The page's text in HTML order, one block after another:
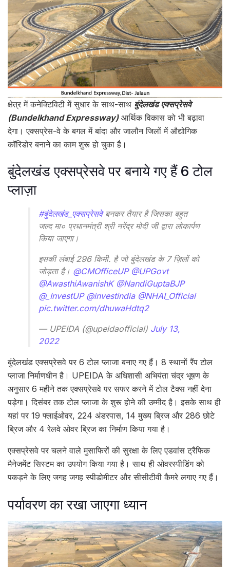
क्षेत्र में कनेक्टिविटी में सुधार के साथ-साथ बुंदेलखंड एक्सप्रेसवे
(Bundelkhand Expressway)आर्थिक विकास को भी बढ़ावा
देगा। एक्सप्रेस-वे के बगल में बांदा और जालौन जिलों में औद्योगिक
कॉरिडोर बनाने का काम शुरू हो चुका है।
बुंदेलखंड एक्सप्रेसवे पर बनाये गए हैं 6 टोल
प्लाज़ा
#बुंदेलखंड_एक्सप्रेसवेबनकर तैयार है जिसका बहुत
जल्द मा० प्रधानमंत्री श्री नरेंद्र मोदी जी द्वारा लोकार्पण
किया जाएगा।
इसकी लंबाई 296 किमी. है जो बुंदेलखंड के 7 ज़िलों को
जोड़ता है। @CMOfficeUP @UPGovt
@AwasthiAwanishK @NandiGuptaBJP
@_InvestUP @investindia @NHAI_Official
pic.twitter.com/dhuwaHdtq2
— UPEIDA (@upeidaofficial) July 13,
2022
बुंदेलखंड एक्सप्रेसवे पर 6 टोल प्लाजा बनाए गए हैं। 8 स्थानों रैंप टोल
प्लाजा निर्माणधीन है। UPEIDA के अधिशासी अभियंता चंद्र भूषण के
अनुसार 6 महीने तक एक्सप्रेसवे पर सफर करने में टोल टैक्स नहीं देना
पड़ेगा। दिसंबर तक टोल प्लाजा के शुरू होने की उम्मीद है। इसके साथ ही
यहां पर 19 फ्लाईओवर, 224 अंडरपास, 14 मुख्य ब्रिज और 286 छोटे
ब्रिज और 4 रेलवे ओवर ब्रिज का निर्माण किया गया है।
एक्सप्रेसवे पर चलने वाले मुसाफिरों की सुरक्षा के लिए एडवांस ट्रैफिक
मैनेजमेंट सिस्टम का उपयोग किया गया है। साथ ही ओवरस्पीडिंग को
पकड़ने के लिए जगह जगह स्पीडोमीटर और सीसीटीवी कैमरे लगाए गए हैं।
पर्यावरण का रखा जाएगा ध्यान